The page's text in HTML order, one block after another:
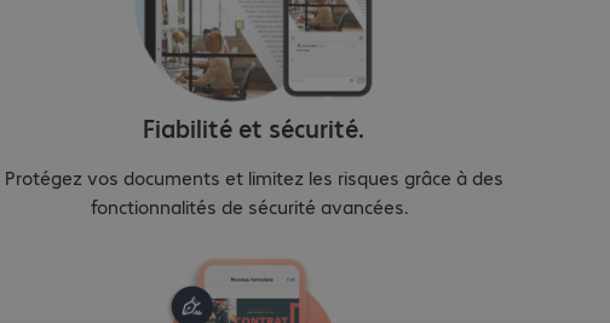
Fiabilité et sécurité.
Protégez vos documents et limitez les risques grâce à des
fonctionnalités de sécurité avancées.